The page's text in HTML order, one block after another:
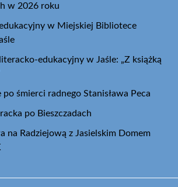
w 2026 roku
w Miejskiej Bibliotece
edukacyjny w Jaśle: „Z książką
po śmierci radnego Stanisława Peca
po Bieszczadach
na Radziejową z Jasielskim Domem